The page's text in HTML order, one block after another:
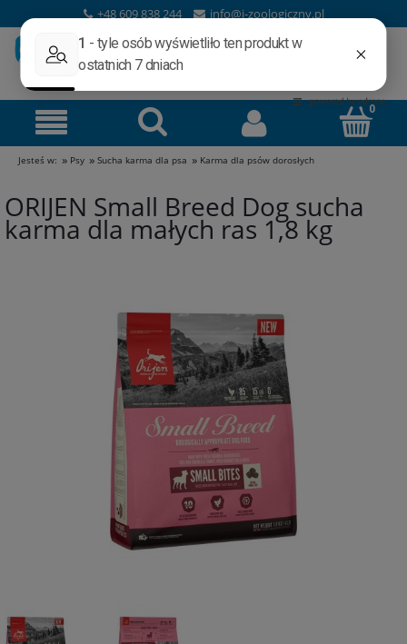
+48 609 838 244 info@i-zoologiczny.pl
Jesteś w: » Psy » Sucha karma dla psa » Karma dla psów dorosłych
ORIJEN Small Breed Dog sucha
karma dla małych ras 1,8 kg